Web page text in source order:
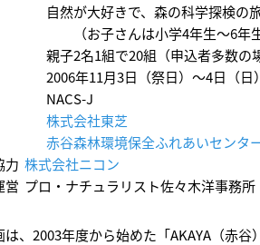
自然が大好きで、森の科学探検の旅
さんは小学4年生～6年生
親子2名1組で20組（申込者多数の場
2006年11月3日（祭日）～4日（日）
NACS-J
株式会社東芝
赤谷森林環境保全ふれあいセンタ
力 株式会社ニコン
営 プロ・ナチュラリスト佐々木洋事務所
は、2003年度から始めた「AKAYA（赤